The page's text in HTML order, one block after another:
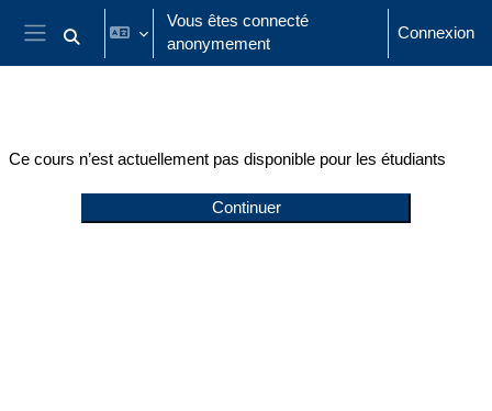
Passer au contenu principal
Panneau latéral
Activer/désactiver la saisie de recherche
Vous êtes connecté
anonymement
Connexion
Ce cours n’est actuellement pas disponible pour les étudiants
Continuer